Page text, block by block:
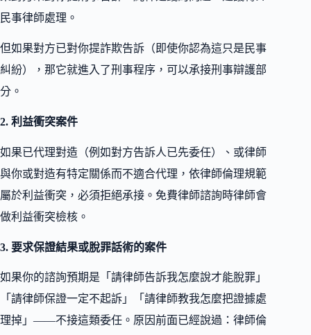
民事律師處理。
但如果對方已對你提詐欺告訴（即使你認為這只是民事
糾紛），那它就進入了刑事程序，可以承接刑事辯護部
分。
2. 利益衝突案件
如果已代理對造（例如對方告訴人已先委任）、或律師
與你或對造有特定關係而不適合代理，依律師倫理規範
屬於利益衝突，必須拒絕承接。免費律師諮詢時律師會
做利益衝突檢核。
3. 要求保證結果或脫罪話術的案件
如果你的諮詢預期是「請律師告訴我怎麼說才能脫罪」
「請律師保證一定不起訴」「請律師教我怎麼把證據處
理掉」——不接這類委任。原因前面已經說過：律師倫